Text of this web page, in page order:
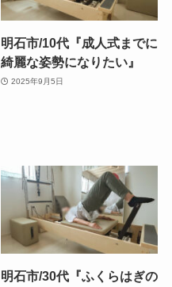
明石市/10代『成人式までに
綺麗な姿勢になりたい』
2025年9月5日
明石市/30代『ふくらはぎの